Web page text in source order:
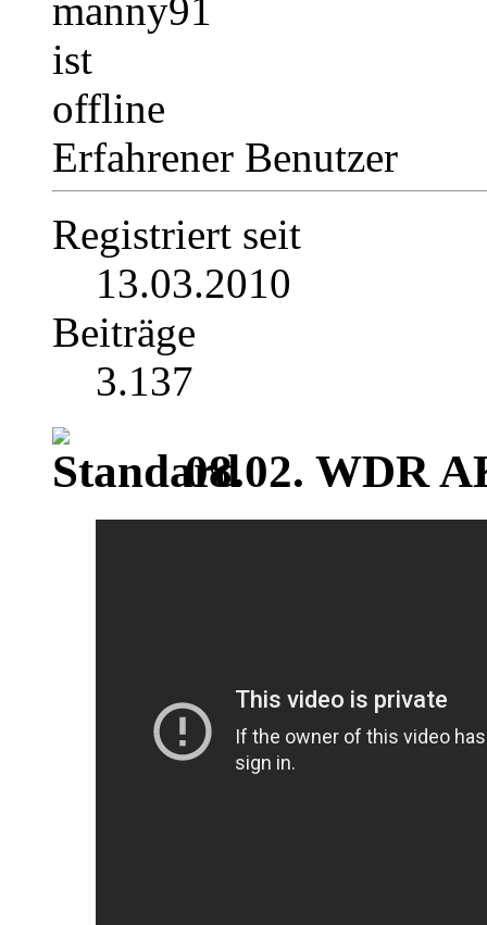
Erfahrener Benutzer
Registriert seit
13.03.2010
Beiträge
3.137
08.02. WDR